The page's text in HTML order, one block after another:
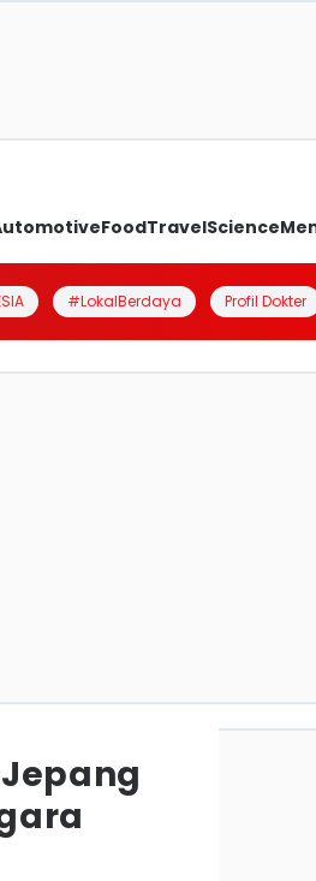
FoodTravelScience
#LokalBerdaya Profil Dokter